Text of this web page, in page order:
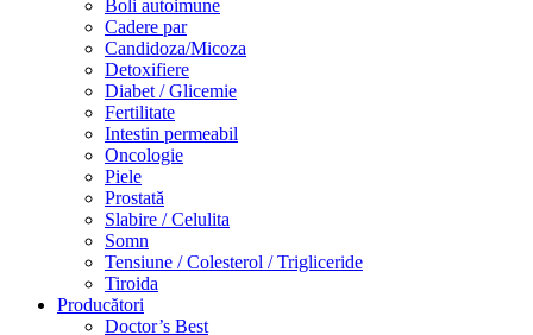
Boli autoimune
Cadere par
Candidoza/Micoza
Detoxifiere
Diabet / Glicemie
Fertilitate
Intestin permeabil
Oncologie
Piele
Prostată
Slabire / Celulita
Somn
Tensiune / Colesterol / Trigliceride
Tiroida
Producători
Doctor’s Best